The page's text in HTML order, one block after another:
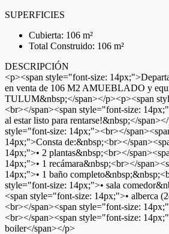
SUPERFICIES
Cubierta: 106 m²
Total Construido: 106 m²
DESCRIPCIÓN
<p><span style="font-size:
en venta de 106 M2 AMUEBLADO y
TULUM&nbsp;</span></p><p><span
<br></span><span style="font-size:
al estar listo para rentarse!&nbsp;</
style="font-size: 14px;"><br></
14px;">Consta de:&nbsp;<br></
14px;">• 2 plantas&nbsp;<br></
14px;">• 1 recámara&nbsp;<br></
14px;">• 1 baño
style="font-size: 14px;">• sala
<span style="font-size: 14px;">• alberca
<br></span><span style="font-size:
<br></span><span style="font-size:
boiler</span></p>